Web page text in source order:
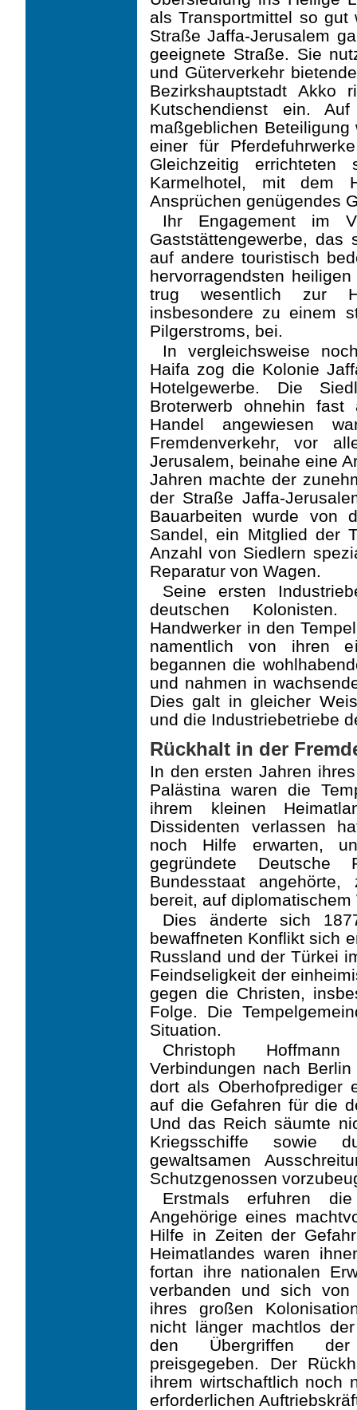
als Transportmittel so
Straße Jaffa-Jerusalem
geeignete Straße. Sie
und Güterverkehr
Bezirks­hauptstadt Akko
Kutschendienst ein.
maßgeblichen
einer für
Gleichzeitig
Karmelhotel, mit dem
Ansprüchen genügendes
Ihr Engagement im
Gaststättengewerbe,
auf andere touristisch
hervor­ragendsten
trug wesentlich zur
insbesondere zu einem
Pilgerstroms, bei.
In vergleichsweise
Haifa zog die Kolonie
Hotelgewerbe. Die
Broterwerb ohnehin fast
Handel angewiesen
Fremdenverkehr, vor
Jerusalem, beinahe eine
Jahren machte der
der Straße Jaffa-
Bauarbeiten wurde von
Sandel, ein Mitglied der
Anzahl von Siedlern
Reparatur von Wagen.
Seine ersten
deutschen
Handwerker in den
namen­tlich von ihren
begannen die
und nahmen in
Dies galt in gleicher
und die Industriebetriebe
Rückhalt in der
In den ersten Jahren
Palästina waren die
ihrem kleinen
Dissidenten verlassen
noch Hilfe erwarten,
gegründete Deutsche
Bundesstaat
bereit, auf
Dies änderte sich
bewaffneten Konflikt sich
Russland und der Türkei
Feind­seligkeit der
gegen die Christen,
Folge. Die
Situa­tion.
Christoph
Verbindungen nach
dort als Oberhofprediger
auf die Gefahren für die
Und das Reich säumte
Kriegsschiffe sowie
gewaltsamen
Schutzgenossen
Erstmals erfuhren
Angehörige eines
Hilfe in Zeiten der
Heimatlandes waren
fortan ihre nationalen
verbanden und sich von
ihres großen
nicht länger machtlos
den Übergriffen der
preisgegeben. Der
ihrem wirtschaftlich noch
erforderlichen